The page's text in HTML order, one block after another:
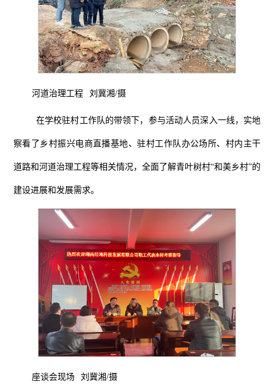
河道治理工程 刘冀湘/摄
在学校驻村工作队的带领下，参与活动人员深入一线 ，实地
察看了乡村振兴电商直播基地 、驻村工作队办公场所、村内主干
道路和河道治理工程等相关情况 ，全面了解青叶树村“和美乡村”的
建设进展和发展需求。
座谈会现场 刘冀湘/摄